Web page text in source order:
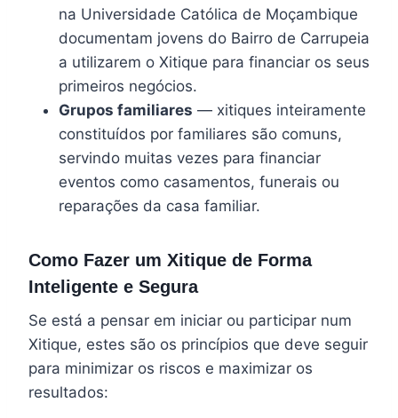
na Universidade Católica de Moçambique
documentam jovens do Bairro de Carrupeia
a utilizarem o Xitique para financiar os seus
primeiros negócios.
Grupos familiares — xitiques inteiramente
constituídos por familiares são comuns,
servindo muitas vezes para financiar
eventos como casamentos, funerais ou
reparações da casa familiar.
Como Fazer um Xitique de Forma
Inteligente e Segura
Se está a pensar em iniciar ou participar num
Xitique, estes são os princípios que deve seguir
para minimizar os riscos e maximizar os
resultados: